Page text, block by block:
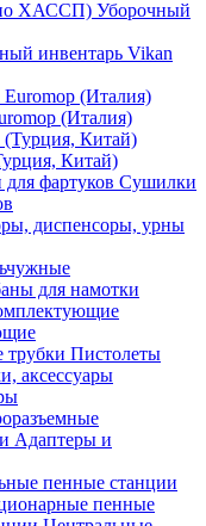
Уборочный
инвентарь Vikan
(Италия)
Китай)
Сушилки
диспенсоры, урны
для намотки
Пистолеты
Адаптеры и
пенные станции
пенные